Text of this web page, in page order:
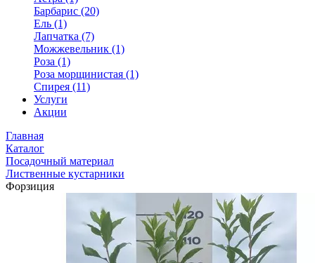
Барбарис (20)
Ель (1)
Лапчатка (7)
Можжевельник (1)
Роза (1)
Роза морщинистая (1)
Спирея (11)
Услуги
Акции
Главная
Каталог
Посадочный материал
Лиственные кустарники
Форзиция